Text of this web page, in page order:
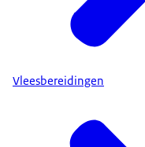
Vleesbereidingen